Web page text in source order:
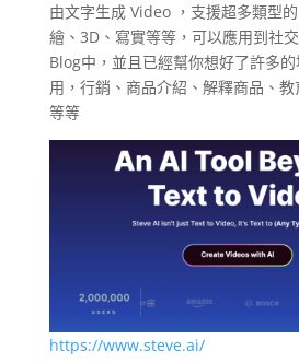
由文字生成 Video ，支援超多類型
繪、3D、寫實等等，可以應用到社
Blog中，並且已經幫你想好了許多
用，行銷、商品介紹、解釋商品、
等等
https://www.steve.ai/